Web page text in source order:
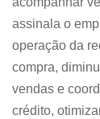
assinala o
operação da
compra,
vendas e
crédito,